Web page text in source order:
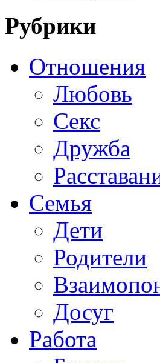
Рубрики
Отношения
Любовь
Секс
Дружба
Семья
Дети
Родители
Досуг
Работа